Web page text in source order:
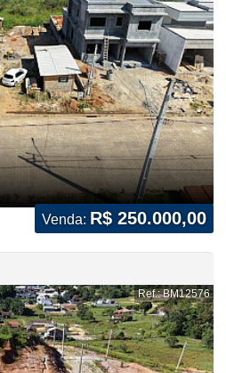
Venda: R$ 250.000,00
Ref.: BM12576